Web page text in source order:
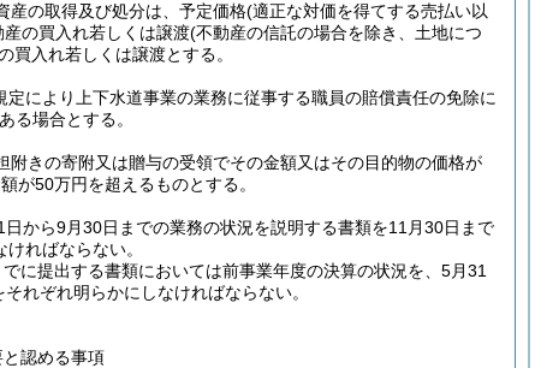
産の取得及び処分は、予定価格(適正な対価を得てする売払い以
の買入れ若しくは譲渡(不動産の信託の場合を除き、土地につ
買入れ若しくは譲渡とする。
により上下水道事業の業務に従事する職員の賠償責任の免除に
る場合とする。
きの寄附又は贈与の受領でその金額又はその目的物の価格が
が50万円を超えるものとする。
から9月30日までの業務の状況を説明する書類を11月30日まで
ればならない。
に提出する書類においては前事業年度の決算の状況を、5月31
れぞれ明らかにしなければならない。
認める事項